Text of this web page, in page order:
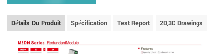
Détails Du Produit Spécification Test Report 2D,3D Drawings